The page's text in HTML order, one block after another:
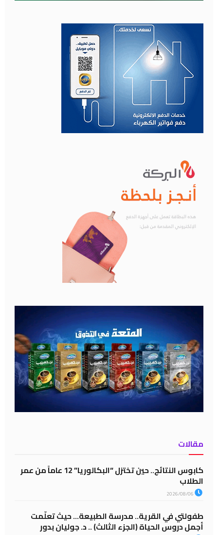
مقالات
كابوس النتائج.. حين تختزل “البكالوريا” 12 عاماً من عمر
الطلاب
طفولتي في القرية.. مدرسة الطبيعة… حيث تعلّمت
أجمل دروس الحياة (الجزء الثالث) .. د. جوليان بدور